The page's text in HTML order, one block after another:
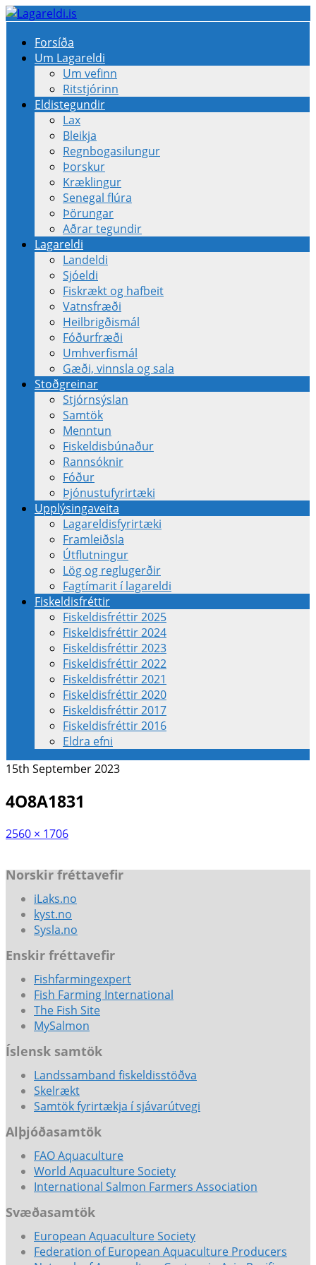
Forsíða
Um Lagareldi
Um vefinn
Ritstjórinn
Eldistegundir
Lax
Bleikja
Regnbogasilungur
Þorskur
Kræklingur
Senegal flúra
Þörungar
Aðrar tegundir
Lagareldi
Landeldi
Sjóeldi
Fiskrækt og hafbeit
Vatnsfræði
Heilbrigðismál
Fóðurfræði
Umhverfismál
Gæði, vinnsla og sala
Stoðgreinar
Stjórnsýslan
Samtök
Menntun
Fiskeldisbúnaður
Rannsóknir
Fóður
Þjónustufyrirtæki
Upplýsingaveita
Lagareldisfyrirtæki
Framleiðsla
Útflutningur
Lög og reglugerðir
Fagtímarit í lagareldi
Fiskeldisfréttir
Fiskeldisfréttir 2025
Fiskeldisfréttir 2024
Fiskeldisfréttir 2023
Fiskeldisfréttir 2022
Fiskeldisfréttir 2021
Fiskeldisfréttir 2020
Fiskeldisfréttir 2017
Fiskeldisfréttir 2016
Eldra efni
15th September 2023
4O8A1831
2560 × 1706
Norskir fréttavefir
iLaks.no
kyst.no
Sysla.no
Enskir fréttavefir
Fishfarmingexpert
Fish Farming International
The Fish Site
MySalmon
Íslensk samtök
Landssamband fiskeldisstöðva
Skelrækt
Samtök fyrirtækja í sjávarútvegi
Alþjóðasamtök
FAO Aquaculture
World Aquaculture Society
International Salmon Farmers Association
Svæðasamtök
European Aquaculture Society
Federation of European Aquaculture Producers